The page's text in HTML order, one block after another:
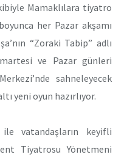
Mamaklılara tiyatro
her Pazar akşamı
“Zoraki Tabip” adlı
ve Pazar günleri
sahneleyecek
yeni oyun hazırlıyor.
ile vatandaşların keyifli
Tiyatrosu Yönetmeni